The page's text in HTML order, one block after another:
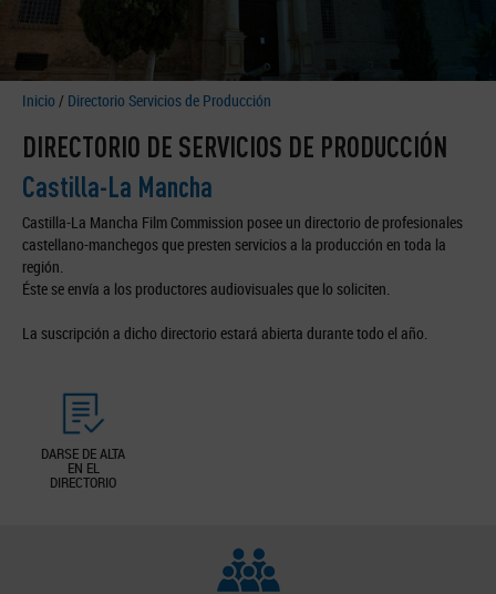
Inicio / Directorio Servicios de Producción
DIRECTORIO DE SERVICIOS DE PRODUCCIÓN
Castilla-La Mancha
Castilla-La Mancha Film Commission posee un directorio de profesionales
castellano-manchegos que presten servicios a la producción en toda la
región.
Éste se envía a los productores audiovisuales que lo soliciten.
La suscripción a dicho directorio estará abierta durante todo el año.
DARSE DE ALTA
EN EL
DIRECTORIO